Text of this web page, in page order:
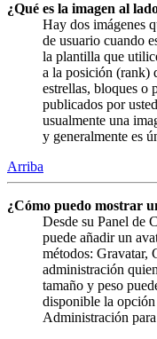
¿Qué es la imagen al
Hay dos imágenes
de usuario cuando
la plantilla que
a la posición (rank)
estrellas, bloques o
publicados por
usualmente una
y generalmente es
Arriba
¿Cómo puedo mostrar
Desde su Panel de
puede añadir un
métodos: Gravatar,
administración
tamaño y peso
disponible la
Administración